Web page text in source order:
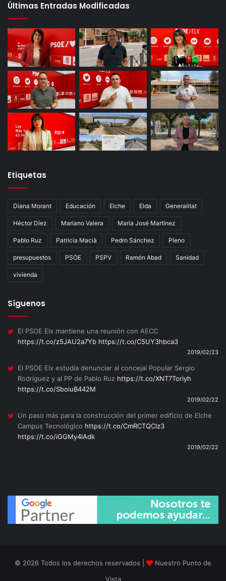
Últimas Entradas Modificadas
Etiquetas
Diana Morant Educación Elche Elda Generalitat
Héctor Díez Mariano Valera María José Martínez
Pablo Ruz Patricia Macià Pedro Sánchez Pleno
presupuestos PSOE PSPV Ramón Abad Sanidad
vivienda
Síguenos
El PSOE Elx mantiene una reunión con AECC
https://t.co/z5JAU2a7Yb https://t.co/C5UY3hbca3
2019/02/23
El PSOE Elx estudia denunciar al concejal Popular Sergio
Rodríguez y al PP de Pablo Ruz https://t.co/XNT7Toriyh
https://t.co/SboiuB442M
2019/02/22
Un paso más para la construcción del primer edificio de Elche
Campus Tecnológico https://t.co/CmRCTQClz3
https://t.co/iGGMy4lAdk
2019/02/22
© 2026 Todos los derechos reservados |
Nuestro Punto de
Vista